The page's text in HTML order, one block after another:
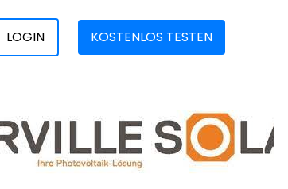
LOGIN KOSTENLOS TESTEN